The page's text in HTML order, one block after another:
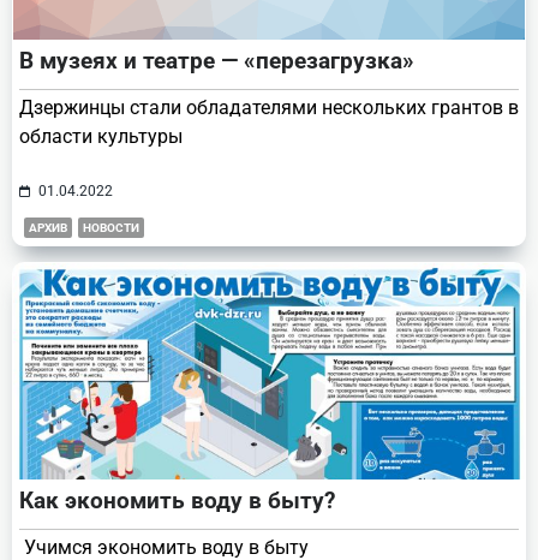
В музеях и театре — «перезагрузка»
Дзержинцы стали обладателями нескольких грантов в
области культуры
01.04.2022
АРХИВ НОВОСТИ
Как экономить воду в быту?
Учимся экономить воду в быту